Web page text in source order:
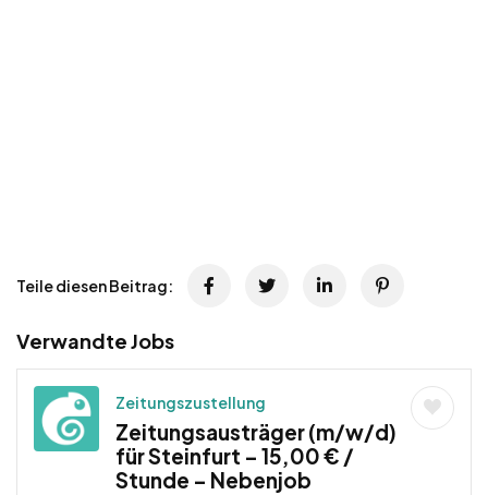
Teile diesen Beitrag:
Verwandte Jobs
Zeitungszustellung
Zeitungsausträger (m/w/d)
für Steinfurt – 15,00 € /
Stunde – Nebenjob